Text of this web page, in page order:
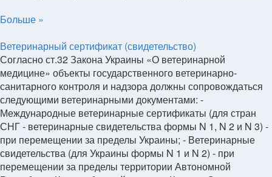
Больше »
Ветеринарный сертификат (свидетельство)
Согласно ст.32 Закона Украины «О ветеринарной
медицине» объекты государственного ветеринарно-
санитарного контроля и надзора должны сопровождаться
следующими ветеринарными документами: -
Международные ветеринарные сертификаты (для стран
СНГ - ветеринарные свидетельства формы N 1, N 2 и N 3) -
при перемещении за пределы Украины; - Ветеринарные
свидетельства (для Украины формы N 1 и N 2) - при
перемещении за пределы территории Автономной